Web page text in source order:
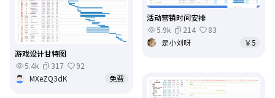
活动营销时间安排
5.9k
214
83
是小刘呀
￥5
游戏设计甘特图
5.4k
317
92
MXeZQ3dK
免费